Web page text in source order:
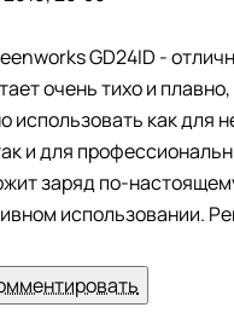
GD24ID -
очень тихо и
использовать как для
и для
заряд по-
использовании.